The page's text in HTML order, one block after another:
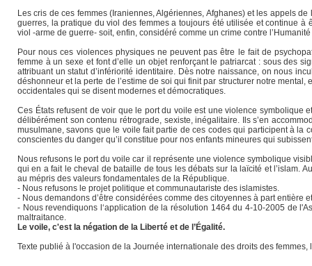
Les cris de ces femmes (Iraniennes, Algériennes, Afghanes) et les appels
guerres, la pratique du viol des femmes a toujours été utilisée et continue
viol -arme de guerre- soit, enfin, considéré comme un crime contre
Pour nous ces violences physiques ne peuvent pas être le fait de
femme à un sexe et font d’elle un objet renforçant le patriarcat : sous des
attribuant un statut d’infériorité identitaire. Dès notre naissance, on nous
déshonneur et la perte de l’estime de soi qui finit par structurer notre
occidentales qui se disent modernes et démocratiques.
Ces États refusent de voir que le port du voile est une violence symbolique
délibérément son contenu rétrograde, sexiste, inégalitaire. Ils s’en
musulmane, savons que le voile fait partie de ces codes qui participent à la
conscientes du danger qu’il constitue pour nos enfants mineures qui
Nous refusons le port du voile car il représente une violence symbolique
qui en a fait le cheval de bataille de tous les débats sur la laïcité et l’islam.
au mépris des valeurs fondamentales de la République.
- Nous refusons le projet politique et communautariste des islamistes.
- Nous demandons d’être considérées comme des citoyennes à part entière
- Nous revendiquons l‘application de la résolution 1464 du 4-10-2005 de
maltraitance.
Le voile, c'est la négation de la Liberté et de l’Égalité.
Texte publié à l'occasion de la Journée internationale des droits des